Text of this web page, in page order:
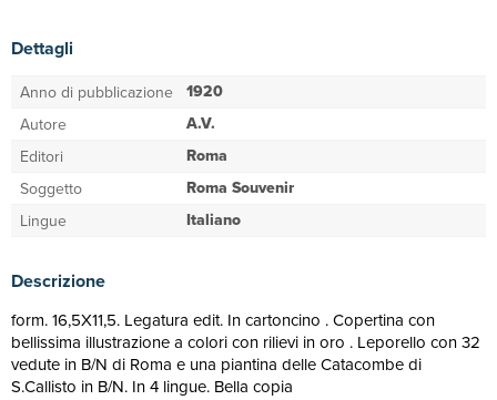
Dettagli
Anno di pubblicazione 1920
Autore A.V.
Editori Roma
Soggetto Roma Souvenir
Lingue Italiano
Descrizione
form. 16,5X11,5. Legatura edit. In cartoncino . Copertina con
bellissima illustrazione a colori con rilievi in oro . Leporello con 32
vedute in B/N di Roma e una piantina delle Catacombe di
S.Callisto in B/N. In 4 lingue. Bella copia